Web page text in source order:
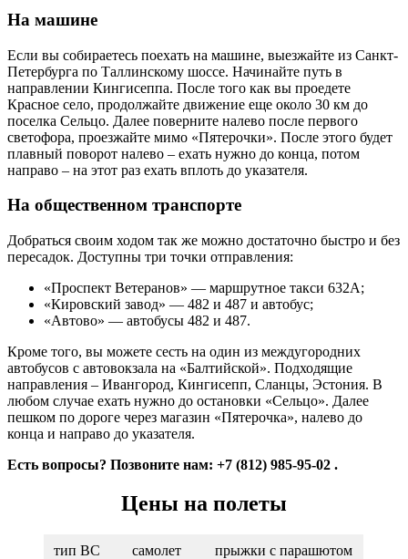
На машине
Если вы собираетесь поехать на машине, выезжайте из Санкт-
Петербурга по Таллинскому шоссе. Начинайте путь в
направлении Кингисеппа. После того как вы проедете
Красное село, продолжайте движение еще около 30 км до
поселка Сельцо. Далее поверните налево после первого
светофора, проезжайте мимо «Пятерочки». После этого будет
плавный поворот налево – ехать нужно до конца, потом
направо – на этот раз ехать вплоть до указателя.
На общественном транспорте
Добраться своим ходом так же можно достаточно быстро и без
пересадок. Доступны три точки отправления:
«Проспект Ветеранов» — маршрутное такси 632А;
«Кировский завод» — 482 и 487 и автобус;
«Автово» — автобусы 482 и 487.
Кроме того, вы можете сесть на один из междугородних
автобусов с автовокзала на «Балтийской». Подходящие
направления – Ивангород, Кингисепп, Сланцы, Эстония. В
любом случае ехать нужно до остановки «Сельцо». Далее
пешком по дороге через магазин «Пятерочка», налево до
конца и направо до указателя.
Есть вопросы? Позвоните нам: +7 (812) 985-95-02 .
Цены на полеты
тип ВС самолет прыжки с парашютом